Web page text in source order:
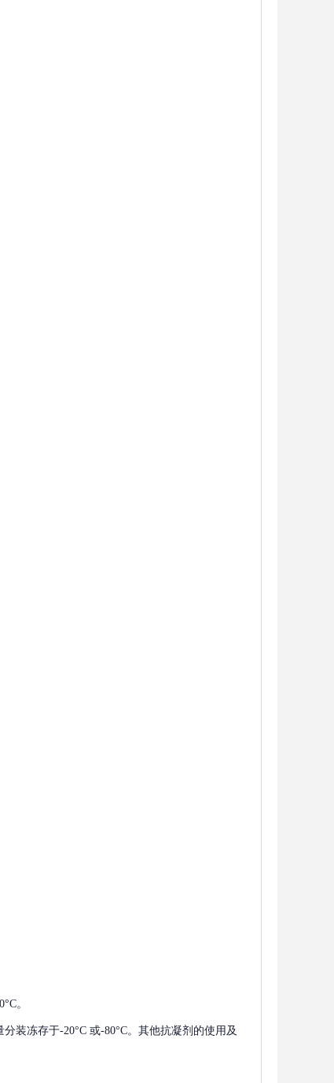
。
装冻存于-20°C 或-80°C。其他抗凝剂的使用及